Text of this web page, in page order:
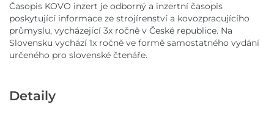
Časopis KOVO inzert je odborný a inzertní časopis
poskytující informace ze strojírenství a kovozpracujícího
průmyslu, vycházející 3x ročně v České republice. Na
Slovensku vychází 1x ročně ve formě samostatného vydání
určeného pro slovenské čtenáře.
Detaily